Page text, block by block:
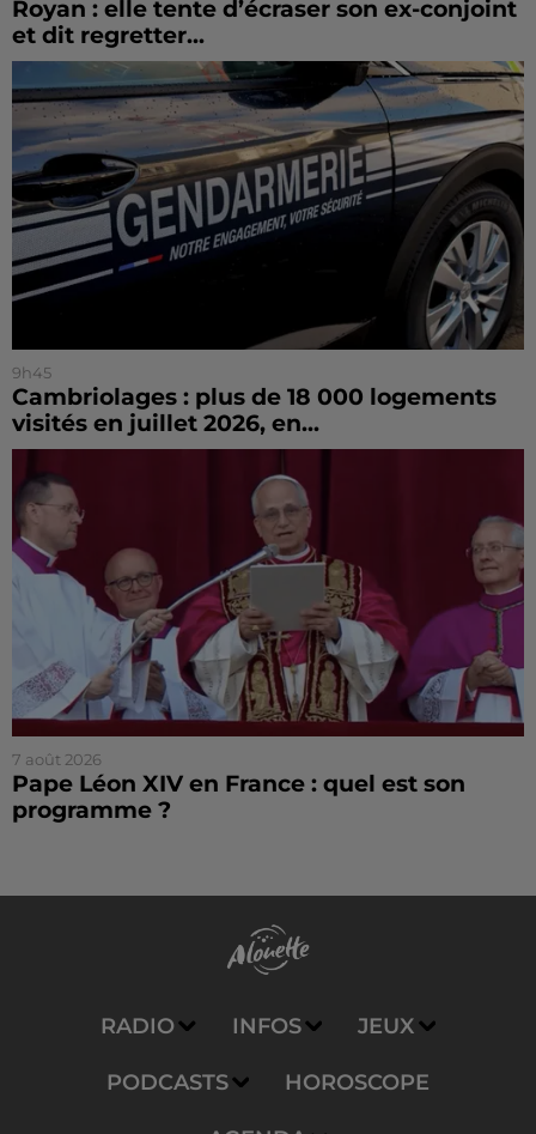
Royan : elle tente d’écraser son ex-conjoint
et dit regretter...
9h45
Cambriolages : plus de 18 000 logements
visités en juillet 2026, en...
7 août 2026
Pape Léon XIV en France : quel est son
programme ?
RADIO INFOS JEUX
PODCASTS HOROSCOPE